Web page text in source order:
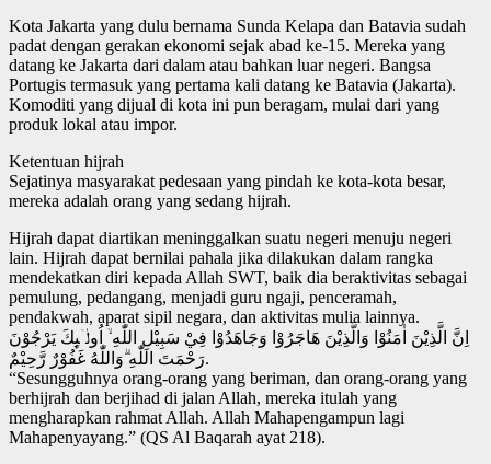
Kota Jakarta yang dulu bernama Sunda Kelapa dan Batavia sudah
padat dengan gerakan ekonomi sejak abad ke-15. Mereka yang
datang ke Jakarta dari dalam atau bahkan luar negeri. Bangsa
Portugis termasuk yang pertama kali datang ke Batavia (Jakarta).
Komoditi yang dijual di kota ini pun beragam, mulai dari yang
produk lokal atau impor.
Ketentuan hijrah
Sejatinya masyarakat pedesaan yang pindah ke kota-kota besar,
mereka adalah orang yang sedang hijrah.
Hijrah dapat diartikan meninggalkan suatu negeri menuju negeri
lain. Hijrah dapat bernilai pahala jika dilakukan dalam rangka
mendekatkan diri kepada Allah SWT, baik dia beraktivitas sebagai
pemulung, pedangang, menjadi guru ngaji, penceramah,
pendakwah, aparat sipil negara, dan aktivitas mulia lainnya.
اِنَّ الَّذِيْنَ اٰمَنُوْا وَالَّذِيْنَ هَاجَرُوْا وَجَاهَدُوْا فِيْ سَبِيْلِ اللّٰهِ ۙ اُولٰۤىِٕكَ يَرْجُوْنَ
رَحْمَتَ اللّٰهِ ۗوَاللّٰهُ غَفُوْرٌ رَّحِيْمٌ.
“Sesungguhnya orang-orang yang beriman, dan orang-orang yang
berhijrah dan berjihad di jalan Allah, mereka itulah yang
mengharapkan rahmat Allah. Allah Mahapengampun lagi
Mahapenyayang.” (QS Al Baqarah ayat 218).